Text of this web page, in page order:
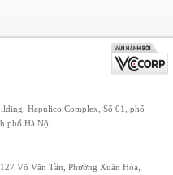
Hapulico Complex, Số 01, phố
phố Hà Nội
Võ Văn Tần, Phường Xuân Hòa,